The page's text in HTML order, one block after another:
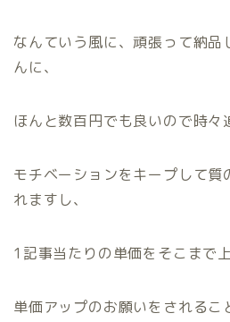
なんていう風に、頑張って納品
んに、
ほんと数百円でも良いので時々
モチベーションをキープして質
れますし、
1記事当たりの単価をそこまで
単価アップのお願いをされるこ